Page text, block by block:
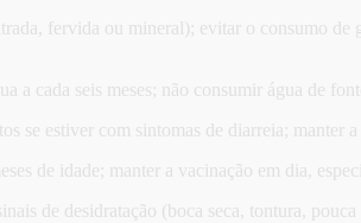
fervida ou mineral); evitar o consumo
a cada seis meses; não consumir água de
se estiver com sintomas de diarreia; manter
de idade; manter a vacinação em dia,
de desidratação (boca seca, tontura,